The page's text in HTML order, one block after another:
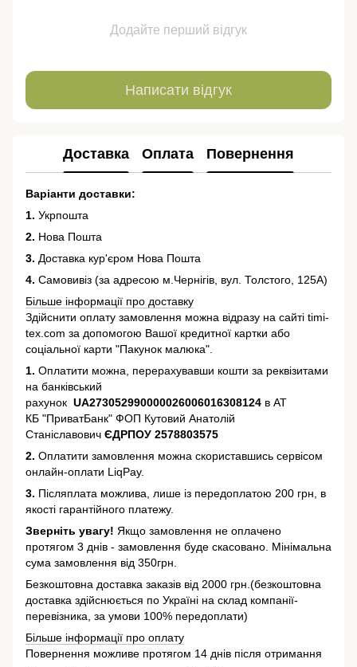
Додайте перший відгук
Написати відгук
Доставка Оплата Повернення
Варіанти доставки:
1. Укрпошта
2. Нова Пошта
3. Доставка кур'єром Нова Пошта
4. Самовивіз (за адресою м.Чернігів, вул. Толстого, 125А)
Більше інформації про доставку
Здійснити оплату замовлення можна відразу на сайті timi-
tex.com за допомогою Вашої кредитної картки або
соціальної карти "Пакунок малюка".
1. Оплатити можна, перерахувавши кошти за реквізитами
на банківський
рахунок UA273052990000026006016308124 в АТ
КБ "ПриватБанк" ФОП Кутовий Анатолій
Станіславович ЄДРПОУ 2578803575
2. Оплатити замовлення можна скориставшись сервісом
онлайн-оплати LiqPay.
3. Післяплата можлива, лише із передоплатою 200 грн, в
якості гарантійного платежу.
Зверніть увагу! Якщо замовлення не оплачено
протягом 3 днів - замовлення буде скасовано. Мінімальна
сума замовлення від 350грн.
Безкоштовна доставка заказів від 2000 грн.(безкоштовна
доставка здійснюється по Україні на склад компанії-
перевізника, за умови 100% передоплати)
Більше інформації про оплату
Повернення можливе протягом 14 днів після отримання